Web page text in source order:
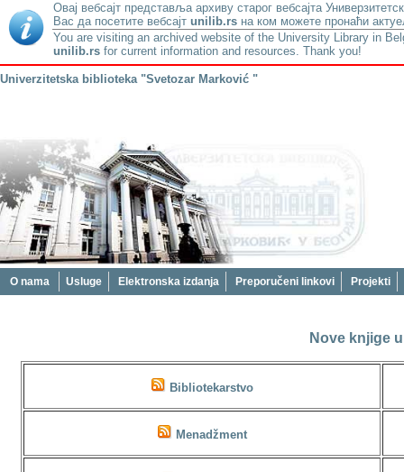
Овај вебсајт представља архиву старог вебсајта
Вас да посетите вебсајт unilib.rs на ком можете пронаћи
You are visiting an archived website of the University Library in
unilib.rs for current information and resources. Thank you!
Univerzitetska biblioteka "Svetozar Marković "
O nama Usluge Elektronska izdanja Preporučeni linkovi Projekti
Nove knjige
Bibliotekarstvo
Menadžment